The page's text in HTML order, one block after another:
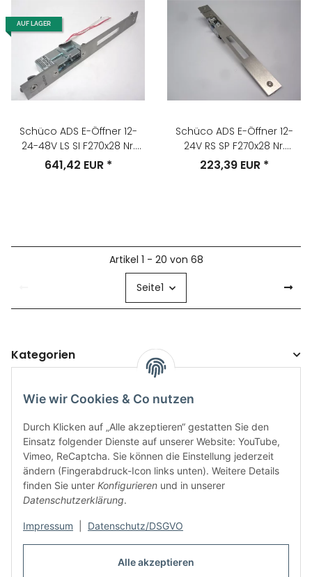
Alle akzeptieren
Wie wir Cookies & Co nutzen
Durch Klicken auf „Alle akzeptieren“ gestatten Sie den
Einsatz folgender Dienste auf unserer Website: YouTube,
Vimeo, ReCaptcha. Sie können die Einstellung jederzeit
ändern (Fingerabdruck-Icon links unten). Weitere Details
finden Sie unter Konfigurieren und in unserer
Datenschutzerklärung.
Impressum Datenschutz/DSGVO
AUF LAGER
Schüco ADS E-Öffner 12-
24-48V LS SI F270x28 Nr.
267539
641,42 EUR *
Schüco ADS E-Öffner 12-
24V RS SP F270x28 Nr.
268350
223,39 EUR *
Artikel 1 - 20 von 68
Seite1
Kategorien
Informationen
Rechtliches